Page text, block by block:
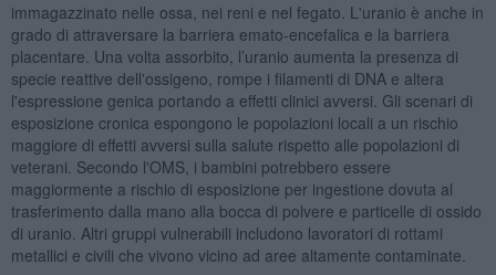
immagazzinato nelle ossa, nei reni e nel fegato. L'uranio è anche in
grado di attraversare la barriera emato-encefalica e la barriera
placentare. Una volta assorbito, l’uranio aumenta la presenza di
specie reattive dell'ossigeno, rompe i filamenti di DNA e altera
l'espressione genica portando a effetti clinici avversi. Gli scenari di
esposizione cronica espongono le popolazioni locali a un rischio
maggiore di effetti avversi sulla salute rispetto alle popolazioni di
veterani. Secondo l'OMS, i bambini potrebbero essere
maggiormente a rischio di esposizione per ingestione dovuta al
trasferimento dalla mano alla bocca di polvere e particelle di ossido
di uranio. Altri gruppi vulnerabili includono lavoratori di rottami
metallici e civili che vivono vicino ad aree altamente contaminate.